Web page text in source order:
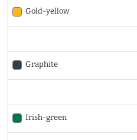
Gold-yellow
Graphite
Irish-green